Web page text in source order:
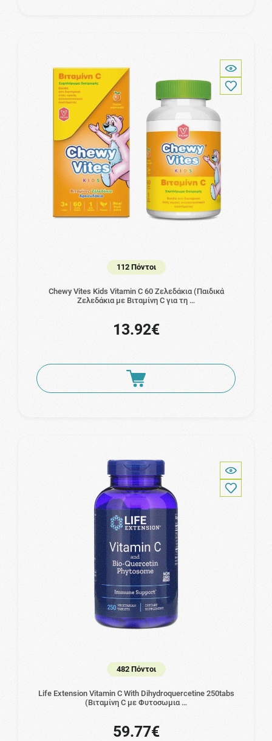
112 Πόντοι
Chewy Vites Kids Vitamin C 60 Ζελεδάκια (Παιδικά
Ζελεδάκια με Βιταμίνη C για τη …
13.92€
482 Πόντοι
Life Extension Vitamin C With Dihydroquercetine 250tabs
(Βιταμίνη C με Φυτοσωμια …
59.77€